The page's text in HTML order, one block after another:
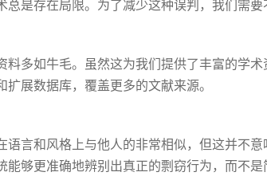
是存在局限。为了减少这种误判，我们需
多如牛毛。虽然这为我们提供了丰富的学
展数据库，覆盖更多的文献来源。
言和风格上与他人的非常相似，但这并不
够更准确地辨别出真正的剽窃行为，而不是